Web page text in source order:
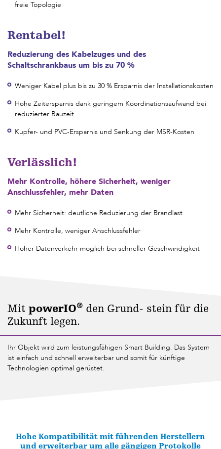
freie Topologie
Rentabel!
Reduzierung des Kabelzuges und des
Schaltschrankbaus um bis zu 70 %
Weniger Kabel plus bis zu 30 % Ersparnis der Installationskosten
Hohe Zeitersparnis dank geringem Koordinationsaufwand bei
reduzierter Bauzeit
Kupfer- und PVC-Ersparnis und Senkung der MSR-Kosten
Verlässlich!
Mehr Kontrolle, höhere Sicherheit, weniger
Anschlussfehler, mehr Daten
Mehr Sicherheit: deutliche Reduzierung der Brandlast
Mehr Kontrolle, weniger Anschlussfehler
Hoher Datenverkehr möglich bei schneller Geschwindigkeit
Mit powerIO® den Grund- stein für die
Zukunft legen.
Ihr Objekt wird zum leistungsfähigen Smart Building. Das System
ist einfach und schnell erweiterbar und somit für künftige
Technologien optimal gerüstet.
Hohe Kompatibilität mit führenden Herstellern
und erweiterbar um alle gängigen Protokolle